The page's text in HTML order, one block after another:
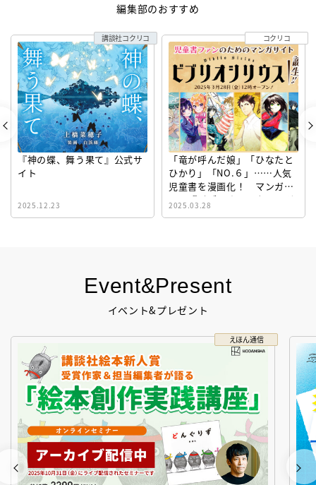
Event&Present
イベント&プレゼント
えほん通信
編集部のおすすめ
『神の蝶、舞う果て』公式サ
イト
2025.12.23
講談社コクリコ
「竜が呼んだ娘」「ひなたと
ひかり」「NO.６」……人気
児童書を漫画化！ マンガサ
イト『ビブリオシリウス』誕
生！
2025.03.28
コクリコ